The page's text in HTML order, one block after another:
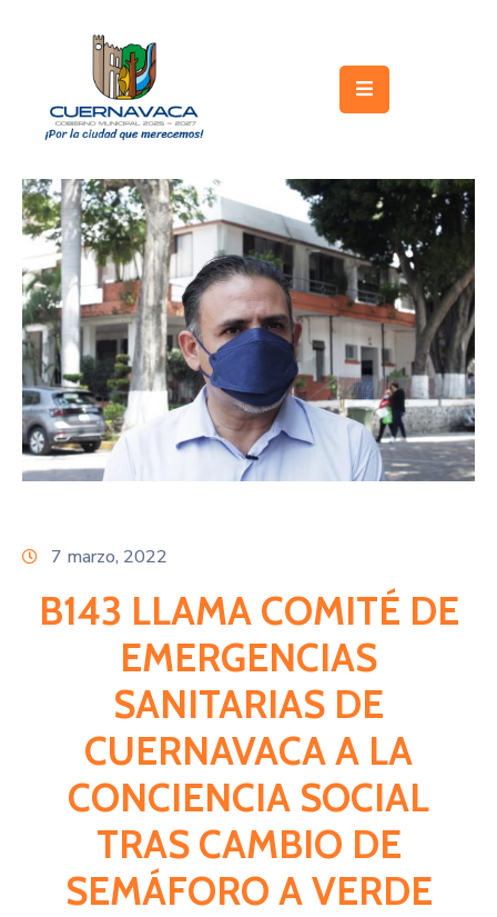
Gobierno
Turismo
Trámites
y
Servicios
Licitaciones
Transparencia
Directorio
7 marzo, 2022
B143 LLAMA COMITÉ DE
EMERGENCIAS
SANITARIAS DE
CUERNAVACA A LA
CONCIENCIA SOCIAL
TRAS CAMBIO DE
SEMÁFORO A VERDE